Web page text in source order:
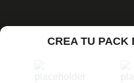
CREA TU PACK